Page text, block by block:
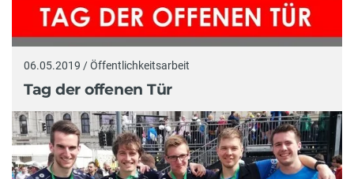
06.05.2019 / Öffentlichkeitsarbeit
Tag der offenen Tür